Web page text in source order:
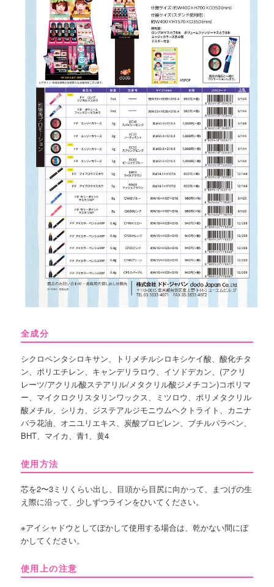
全成分
シクロペンタシロキサン、トリメチルシロキシケイ酸、酸化チタ
ン、ポリエチレン、キャンデリラロウ、イソドデカン、(アクリ
レーツ/アクリル酸ステアリル/メタクリル酸ジメチコン)コポリマ
ー、マイクロクリスタリンワックス、ミツロウ、ポリメタクリル
酸メチル、シリカ、ジステアルジモニウムヘクトライト、カニナ
バラ花油、オニユリエキス、炭酸プロピレン、ブチルパラベン、
BHT、マイカ、青1、黄4
使用方法
芯を2〜3ミリくらい出し、目頭から目尻に向かって、まつげの生
え際に沿って、少しずつラインをひいてください。
※アイシャドウとしてぼかして使用する場合は、乾かない間にぼ
かしてください。
使用上の注意